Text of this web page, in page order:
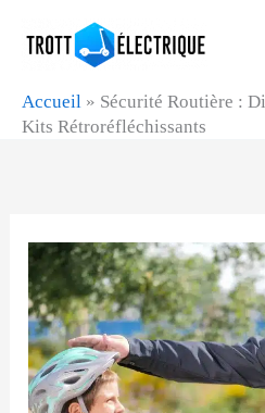
Accueil » Sécurité Routière :
Kits Rétroréfléchissants